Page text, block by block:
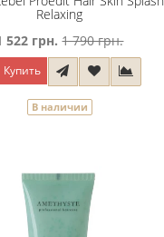
Relaxing
522 грн. 1 790 грн.
Купить
В наличии